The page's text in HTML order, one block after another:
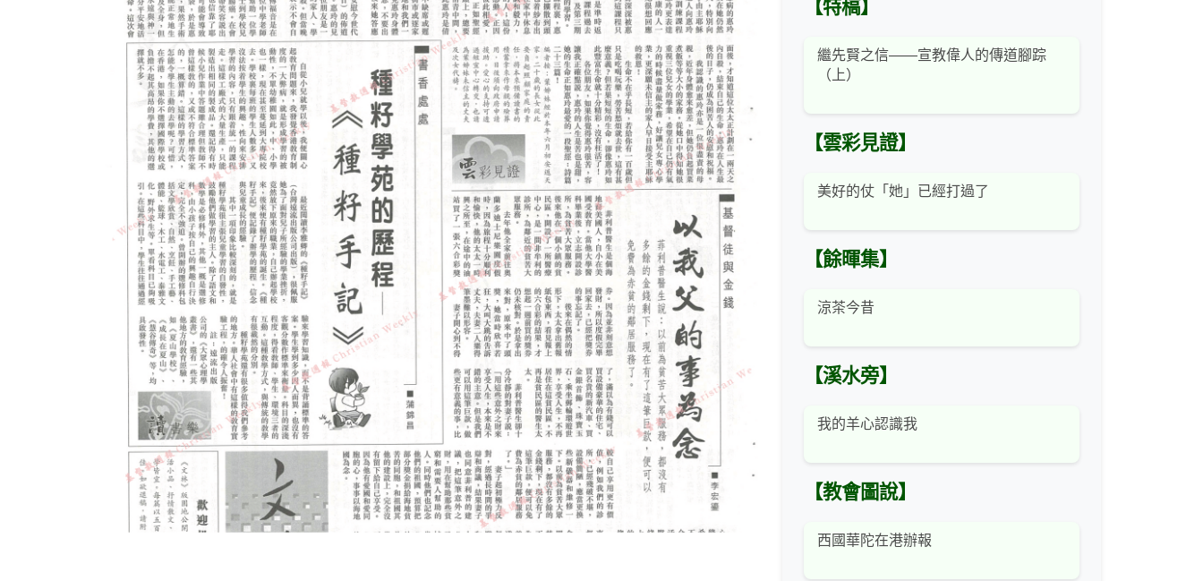
【特稿】
繼先賢之信——宣教偉人的傳道腳踪
（上）
【雲彩見證】
美好的仗「她」已經打過了
【餘暉集】
涼茶今昔
【溪水旁】
我的羊心認識我
【教會圖說】
西國華陀在港辦報